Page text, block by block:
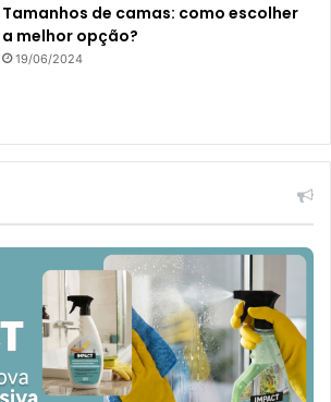
Tamanhos de camas: como escolher
a melhor opção?
19/06/2024